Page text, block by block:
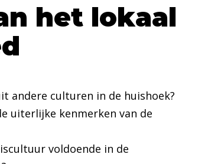
het lokaal
andere culturen in de huishoek?
uiterlijke kenmerken van de
voldoende in de